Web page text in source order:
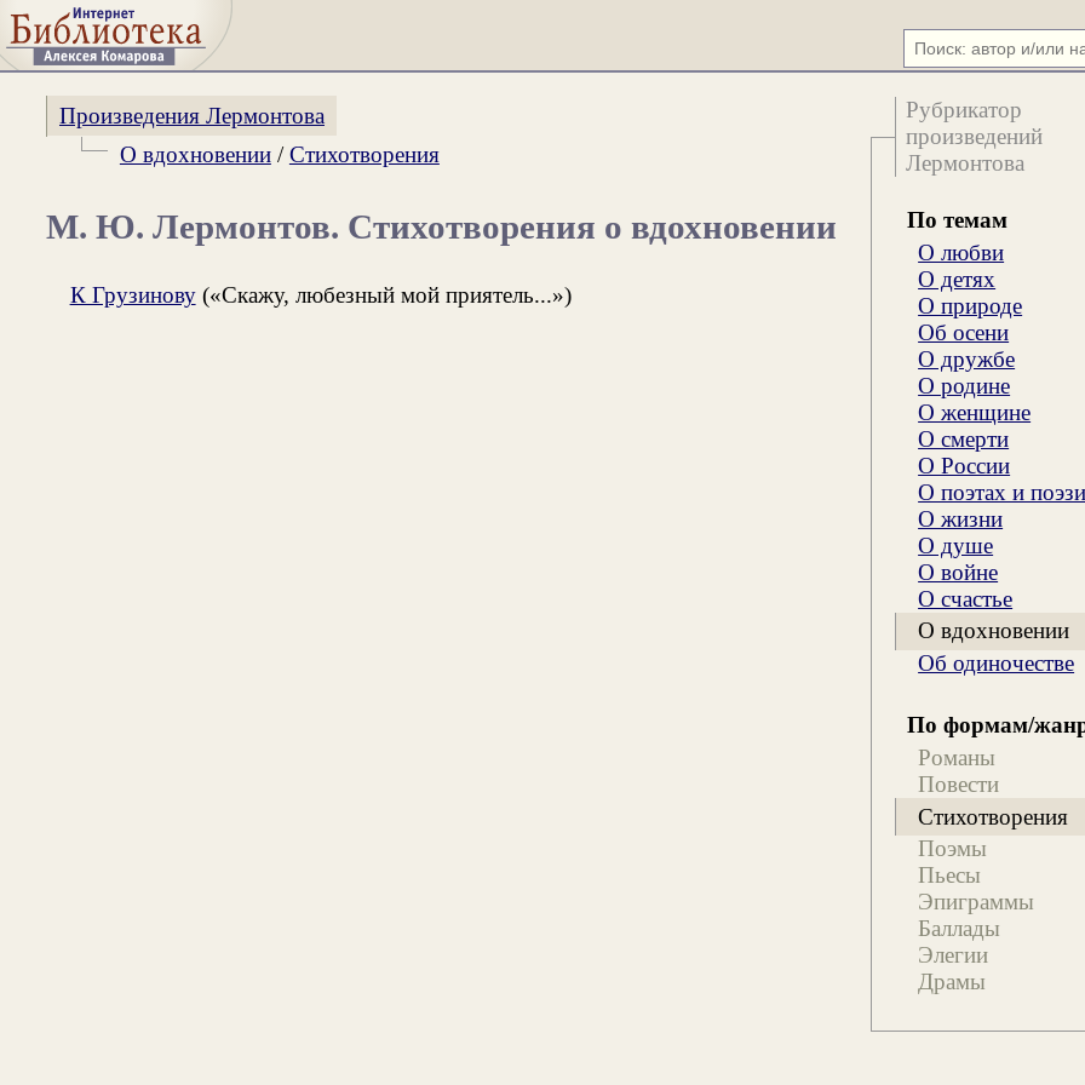
Рубрикатор
произведений
Лермонтова
По темам
О любви
О детях
О природе
Об осени
О дружбе
О родине
О женщине
О смерти
О России
О поэтах и
О жизни
О душе
О войне
О счастье
О вдохновении
Об одиночестве
По формам/
Романы
Повести
Стихотворения
Поэмы
Пьесы
Эпиграммы
Баллады
Элегии
Драмы
Произведения Лермонтова
О вдохновении/Стихотворения
М. Ю. Лермонтов. Стихотворения о вдохновении
К Грузинову(«Скажу, любезный мой приятель...»)